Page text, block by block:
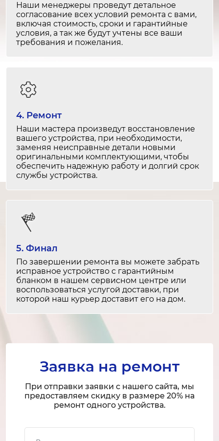
Замена механизма подачи бумаги
3-4 часа
от 4 000 ₽
2-3 часа
от 2 500 ₽
1 час
от 1 000 ₽
Замена платы управления
3-4 часа
от 5 000 ₽
Ремонт платы управления
от 3 500 ₽
Замена разъемов питания
2-3 часа
от 3 500 ₽
Ремонт разъемов питания
Замена шлейфов
1-2 часа
от 2 000 ₽
1-2 часа
Наши менеджеры проведут детальное
согласование всех условий ремонта с вами,
включая стоимость, сроки и гарантийные
условия, а так же будут учтены все ваши
требования и пожелания.
4. Ремонт
Наши мастера произведут восстановление
вашего устройства, при необходимости,
заменяя неисправные детали новыми
оригинальными комплектующими, чтобы
обеспечить надежную работу и долгий срок
службы устройства.
5. Финал
По завершении ремонта вы можете забрать
исправное устройство с гарантийным
бланком в нашем сервисном центре или
воспользоваться услугой доставки, при
которой наш курьер доставит его на дом.
Заявка на ремонт
При отправки заявки с нашего сайта, мы
предоставляем скидку в размере 20% на
ремонт одного устройства.
Ваше имя